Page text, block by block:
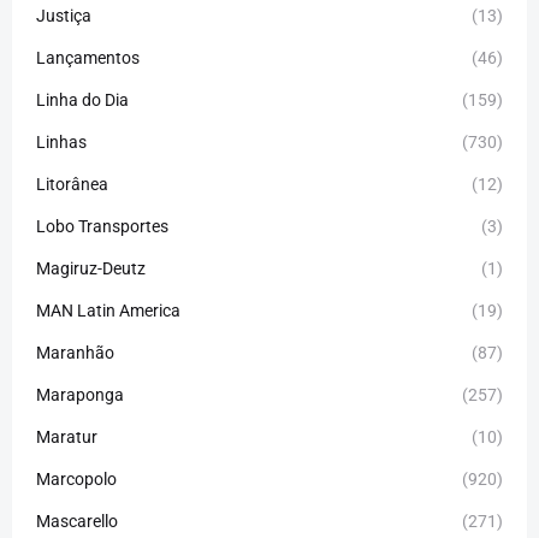
Justiça (13)
Lançamentos (46)
Linha do Dia (159)
Linhas (730)
Litorânea (12)
Lobo Transportes (3)
Magiruz-Deutz (1)
MAN Latin America (19)
Maranhão (87)
Maraponga (257)
Maratur (10)
Marcopolo (920)
Mascarello (271)